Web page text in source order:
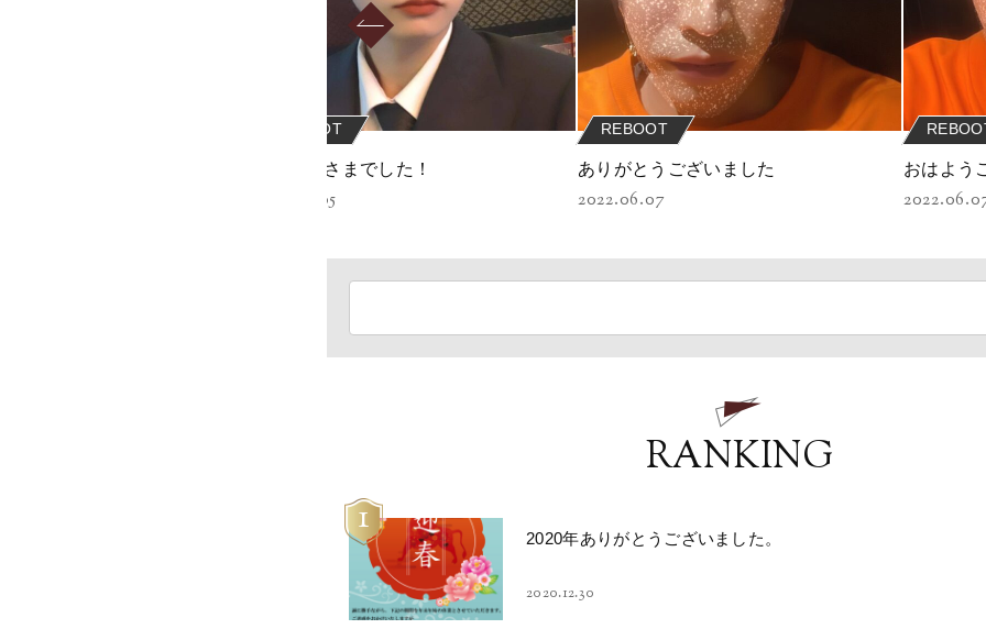
REBOOT
おつかれさまでした！
2022.06.05
REBOOT
ありがとうございました
2022.06.07
おはよう
RANKING
1 2020年ありがとうございました。
2020.12.30